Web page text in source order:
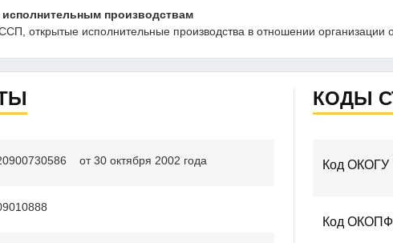
исполнительным производствам
открытые исполнительные производства в отношении организации
от 30 октября 2002 года
КОДЫ
Код ОКОГУ
Код ОКОПФ